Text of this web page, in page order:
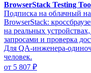
BrowserStack Testing
Подписка на облачный
BrowserStack:
на реальных
запросами и проверка
Для QA-инженера-
человек.
от 5 807 ₽